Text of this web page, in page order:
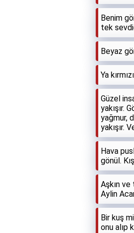
Benim
tek
Beyaz
Ya
Güzel
yakışır.
yağmur,
yakışır.
Hava
gönül.
Aşkın ve
Aylin
Bir kuş
onu alıp